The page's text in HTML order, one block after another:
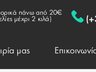
πάνω από 20€
μέχρι 2 κιλά)
μας